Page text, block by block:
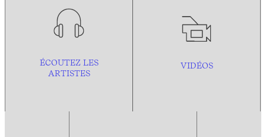
ÉCOUTEZ LES
ARTISTES
VIDÉOS